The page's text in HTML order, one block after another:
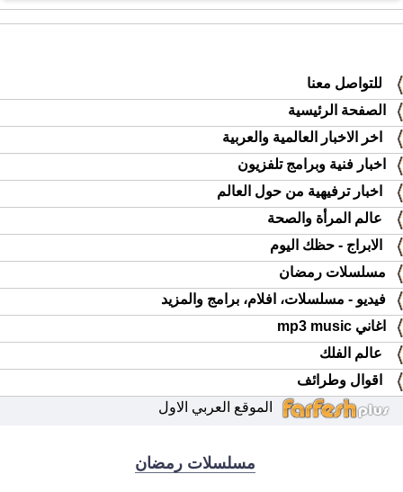
للتواصل معنا
الصفحة الرئيسية
اخر الاخبار العالمية والعربية
اخبار فنية وبرامج تلفزيون
اخبار ترفيهية من حول العالم
عالم المرأة والصحة
الابراج - حظك اليوم
مسلسلات رمضان
فيديو - مسلسلات، افلام، برامج والمزيد
اغاني mp3 music
عالم الفلك
اقوال وطرائف
الموقع العربي الاول
مسلسلات رمضان